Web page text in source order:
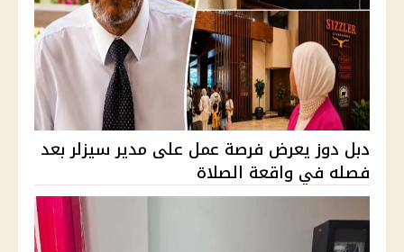
دبل دوز يعرض فرصة عمل على مدير سيزلر بعد
فصله في واقعة الصلاة